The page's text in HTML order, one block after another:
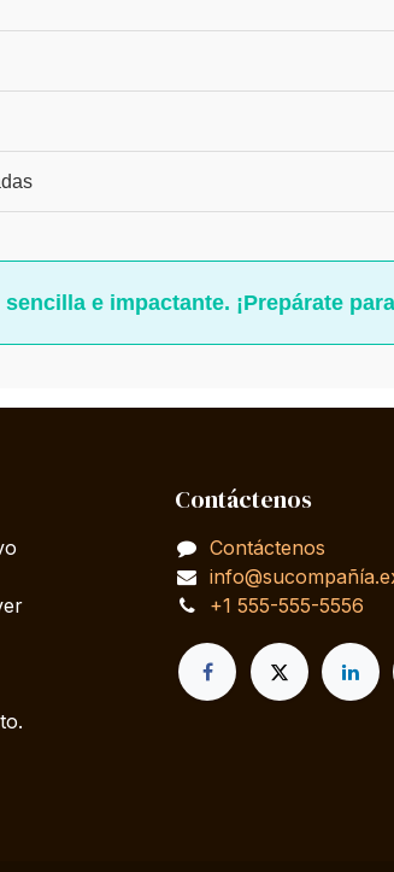
e impactante. ¡Prepárate
Contáctenos
Contáctenos
+1 555-555-5556